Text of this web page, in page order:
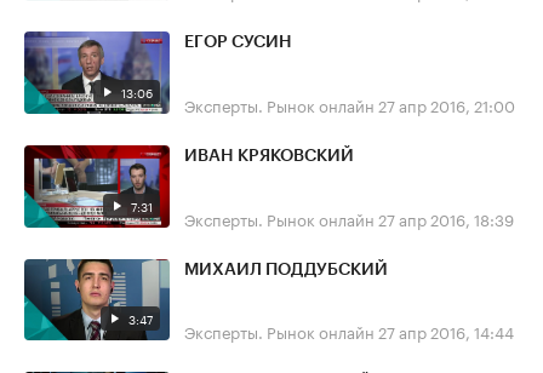
13:06
ЕГОР СУСИН
Эксперты. Рынок онлайн 27 апр 2016, 21:00
7:31
ИВАН КРЯКОВСКИЙ
Эксперты. Рынок онлайн 27 апр 2016, 18:39
3:47
МИХАИЛ ПОДДУБСКИЙ
Эксперты. Рынок онлайн 27 апр 2016, 14:44